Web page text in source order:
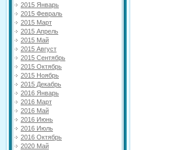
2015 Январь
2015 Февраль
2015 Март
2015 Апрель
2015 Май
2015 Август
2015 Сентябрь
2015 Октябрь
2015 Ноябрь
2015 Декабрь
2016 Январь
2016 Март
2016 Май
2016 Июнь
2016 Июль
2016 Октябрь
2020 Май